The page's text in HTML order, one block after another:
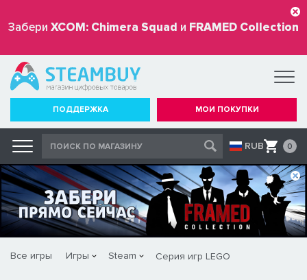
Забери XCOM: Chimera Squad и FRAMED Collection
бесплатно
ПОДДЕРЖКА МОИ ПОКУПКИ
RUB 0
Все игры Игры Steam Серия игр LEGO